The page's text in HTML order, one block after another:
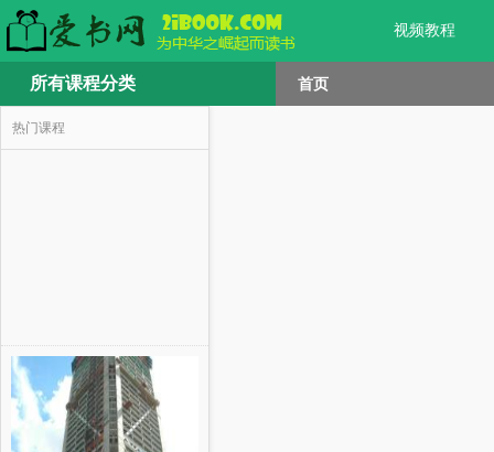
视频教程
所有课程分类 首页
热门课程